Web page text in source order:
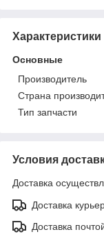
Характеристики
Основные
Производитель
Страна
Тип запчасти
Условия
Доставка
Доставка
Доставка